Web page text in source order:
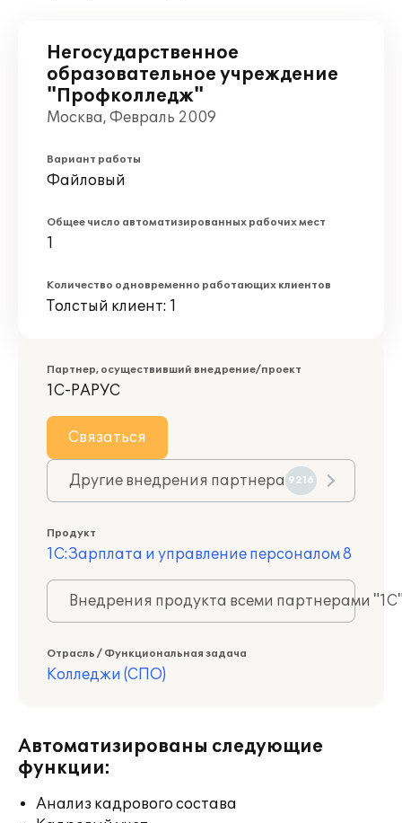
Негосударственное
образовательное учреждение
"Профколледж"
Москва, Февраль 2009
Вариант работы
Файловый
Общее число автоматизированных рабочих мест
1
Количество одновременно работающих клиентов
Толстый клиент: 1
Партнер, осуществивший внедрение/проект
1С-РАРУС
Связаться
Другие внедрения партнера 9216
Продукт
1С:Зарплата и управление персоналом 8
Внедрения продукта всеми партнерами
Отрасль / Функциональная задача
Колледжи (СПО)
Автоматизированы следующие
функции:
Анализ кадрового состава